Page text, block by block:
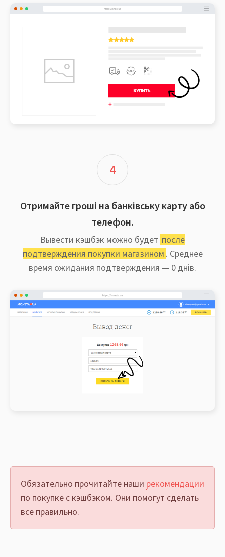
4
Отримайте гроші на банківську карту або
телефон.
Вывести кэшбэк можно будет после
подтверждения покупки магазином . Среднее
время ожидания подтверждения — 0 днів.
Обязательно прочитайте наши рекомендации
по покупке с кэшбэком. Они помогут сделать
все правильно.